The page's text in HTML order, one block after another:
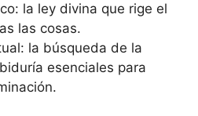
la ley divina que rige el
las cosas.
la búsqueda de la
esenciales para